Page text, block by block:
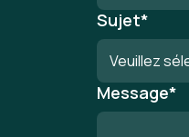
Sujet*
Message*